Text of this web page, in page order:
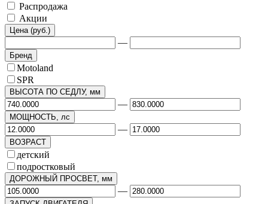
Распродажа
Акции
Цена (руб.)
—
Бренд
Motoland
SPR
ВЫСОТА ПО СЕДЛУ, мм
—
МОЩНОСТЬ, лс
—
ВОЗРАСТ
детский
подростковый
ДОРОЖНЫЙ ПРОСВЕТ, мм
—